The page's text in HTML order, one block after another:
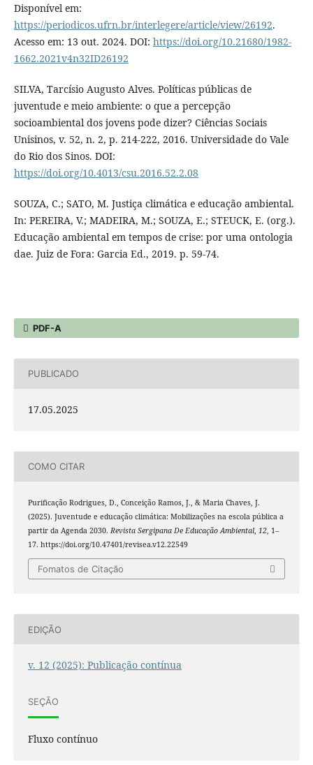
Disponível em:
https://periodicos.ufrn.br/interlegere/article/view/26192.
Acesso em: 13 out. 2024. DOI: https://doi.org/10.21680/1982-
1662.2021v4n32ID26192
SILVA, Tarcísio Augusto Alves. Políticas públicas de
juventude e meio ambiente: o que a percepção
socioambiental dos jovens pode dizer? Ciências Sociais
Unisinos, v. 52, n. 2, p. 214-222, 2016. Universidade do Vale
do Rio dos Sinos. DOI:
https://doi.org/10.4013/csu.2016.52.2.08
SOUZA, C.; SATO, M. Justiça climática e educação ambiental.
In: PEREIRA, V.; MADEIRA, M.; SOUZA, E.; STEUCK, E. (org.).
Educação ambiental em tempos de crise: por uma ontologia
dae. Juiz de Fora: Garcia Ed., 2019. p. 59-74.
PDF-A
PUBLICADO
17.05.2025
COMO CITAR
Purificação Rodrigues, D., Conceição Ramos, J., & Maria Chaves, J.
(2025). Juventude e educação climática: Mobilizações na escola pública a
partir da Agenda 2030. Revista Sergipana De Educação Ambiental, 12, 1–
17. https://doi.org/10.47401/revisea.v12.22549
Fomatos de Citação
EDIÇÃO
v. 12 (2025): Publicação contínua
SEÇÃO
Fluxo contínuo